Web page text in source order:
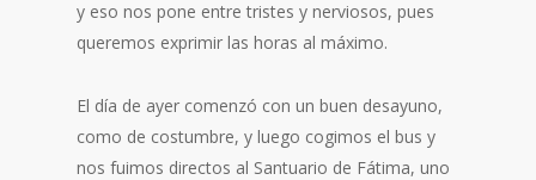
y eso nos pone entre tristes y nerviosos, pues
queremos exprimir las horas al máximo.
El día de ayer comenzó con un buen desayuno,
como de costumbre, y luego cogimos el bus y
nos fuimos directos al Santuario de Fátima, uno